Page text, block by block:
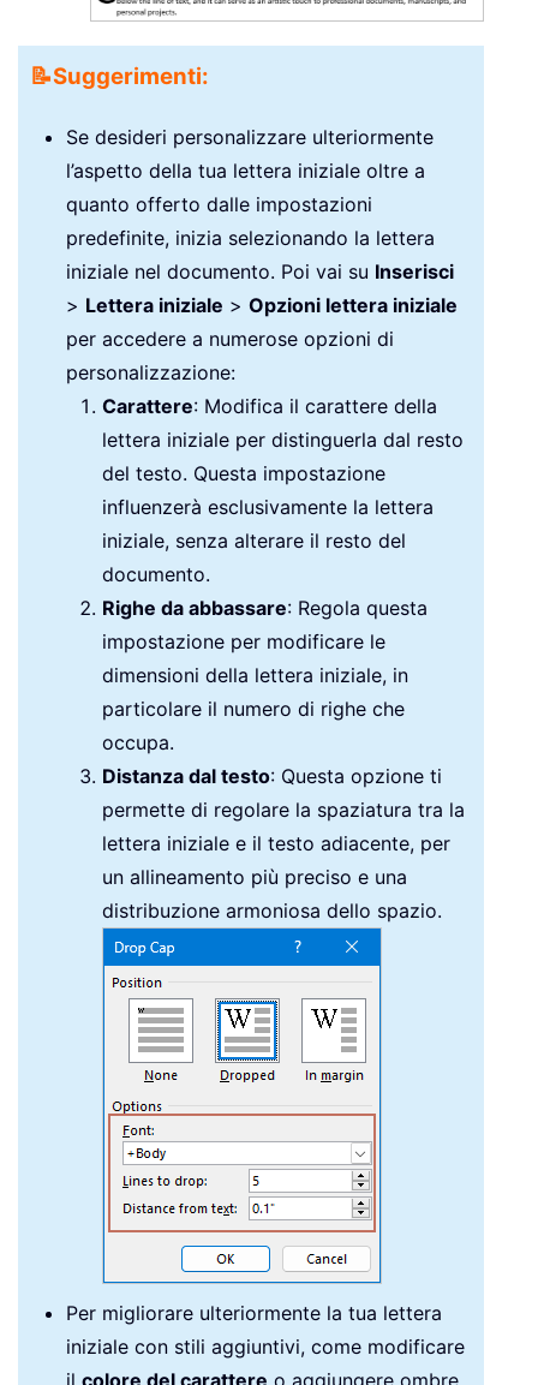
📝Suggerimenti:
Se desideri personalizzare ulteriormente
l’aspetto della tua lettera iniziale oltre a
quanto offerto dalle impostazioni
predefinite, inizia selezionando la lettera
iniziale nel documento. Poi vai su Inserisci
> Lettera iniziale > Opzioni lettera iniziale
per accedere a numerose opzioni di
personalizzazione:
Carattere: Modifica il carattere della
lettera iniziale per distinguerla dal resto
del testo. Questa impostazione
influenzerà esclusivamente la lettera
iniziale, senza alterare il resto del
documento.
Righe da abbassare: Regola questa
impostazione per modificare le
dimensioni della lettera iniziale, in
particolare il numero di righe che
occupa.
Distanza dal testo: Questa opzione ti
permette di regolare la spaziatura tra la
lettera iniziale e il testo adiacente, per
un allineamento più preciso e una
distribuzione armoniosa dello spazio.
Per migliorare ulteriormente la tua lettera
iniziale con stili aggiuntivi, come modificare
il colore del carattere o aggiungere ombre,